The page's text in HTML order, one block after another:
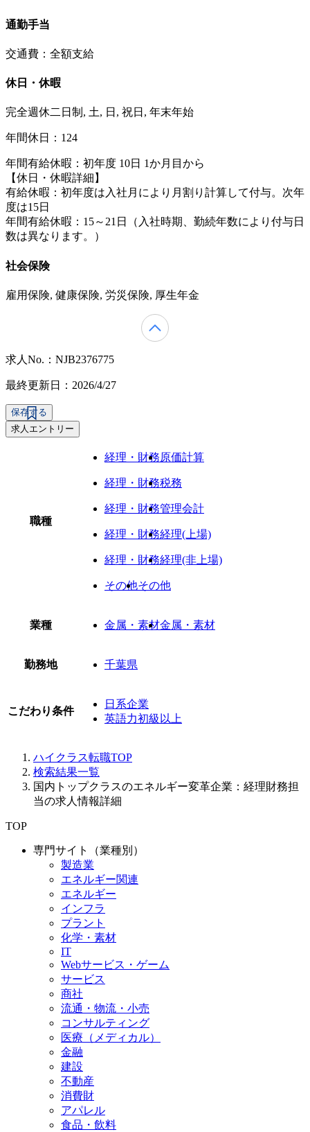
通勤手当
交通費：全額支給
休日・休暇
完全週休二日制, 土, 日, 祝日, 年末年始
年間休日：124
年間有給休暇：初年度 10日 1か月目から
【休日・休暇詳細】
有給休暇：初年度は入社月により月割り計算して付与。次年
度は15日
年間有給休暇：15～21日（入社時期、勤続年数により付与日
数は異なります。）
社会保険
雇用保険, 健康保険, 労災保険, 厚生年金
求人No.：NJB2376775
最終更新日：2026/4/27
保存する
求人エントリー
職種
経理・財務原価計算
経理・財務税務
経理・財務管理会計
経理・財務経理(上場)
経理・財務経理(非上場)
その他その他
業種 金属・素材金属・素材
勤務地 千葉県
こだわり条件
日系企業
英語力初級以上
ハイクラス転職TOP
検索結果一覧
国内トップクラスのエネルギー変革企業：経理財務担
当の求人情報詳細
TOP
専門サイト（業種別）
製造業
エネルギー関連
エネルギー
インフラ
プラント
化学・素材
IT
Webサービス・ゲーム
サービス
商社
流通・物流・小売
コンサルティング
医療（メディカル）
金融
建設
不動産
消費財
アパレル
食品・飲料